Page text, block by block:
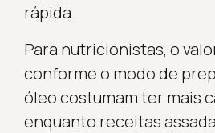
rápida.
Para nutricionistas, o
conforme o modo de
óleo costumam ter mais
enquanto receitas